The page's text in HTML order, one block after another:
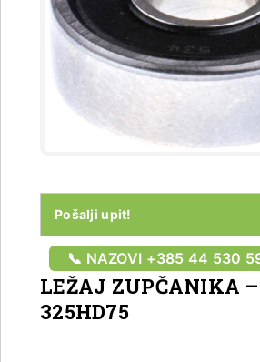
Pošalji upit!
📞 NAZOVI +385 44 530
LEŽAJ ZUPČANIKA
325HD75